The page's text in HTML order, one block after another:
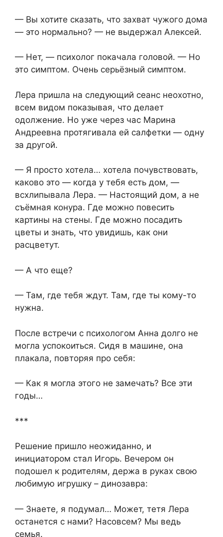
— Вы хотите сказать, что захват чужого дома
— это нормально? — не выдержал Алексей.
— Нет, — психолог покачала головой. — Но
это симптом. Очень серьёзный симптом.
Лера пришла на следующий сеанс неохотно,
всем видом показывая, что делает
одолжение. Но уже через час Марина
Андреевна протягивала ей салфетки — одну
за другой.
— Я просто хотела… хотела почувствовать,
каково это — когда у тебя есть дом, —
всхлипывала Лера. — Настоящий дом, а не
съёмная конура. Где можно повесить
картины на стены. Где можно посадить
цветы и знать, что увидишь, как они
расцветут.
— А что еще?
— Там, где тебя ждут. Там, где ты кому-то
нужна.
После встречи с психологом Анна долго не
могла успокоиться. Сидя в машине, она
плакала, повторяя про себя:
— Как я могла этого не замечать? Все эти
годы…
***
Решение пришло неожиданно, и
инициатором стал Игорь. Вечером он
подошел к родителям, держа в руках свою
любимую игрушку – динозавра:
— Знаете, я подумал… Может, тетя Лера
останется с нами? Насовсем? Мы ведь
семья.